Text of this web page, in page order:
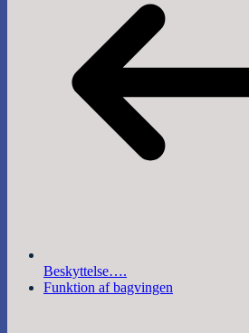
Beskyttelse….
Funktion af bagvingen